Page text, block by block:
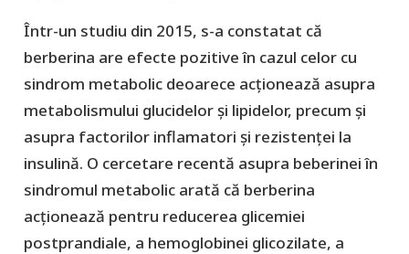
Într-un studiu din 2015, s-a constatat că
berberina are efecte pozitive în cazul celor cu
sindrom metabolic deoarece acționează asupra
metabolismului glucidelor și lipidelor, precum și
asupra factorilor inflamatori și rezistenței la
insulină. O cercetare recentă asupra beberinei în
sindromul metabolic arată că berberina
acționează pentru reducerea glicemiei
postprandiale, a hemoglobinei glicozilate, a